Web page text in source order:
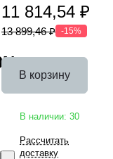
11 814,54 ₽
13 899,46 ₽ -15%
В корзину
В наличии: 30
Рассчитать
доставку